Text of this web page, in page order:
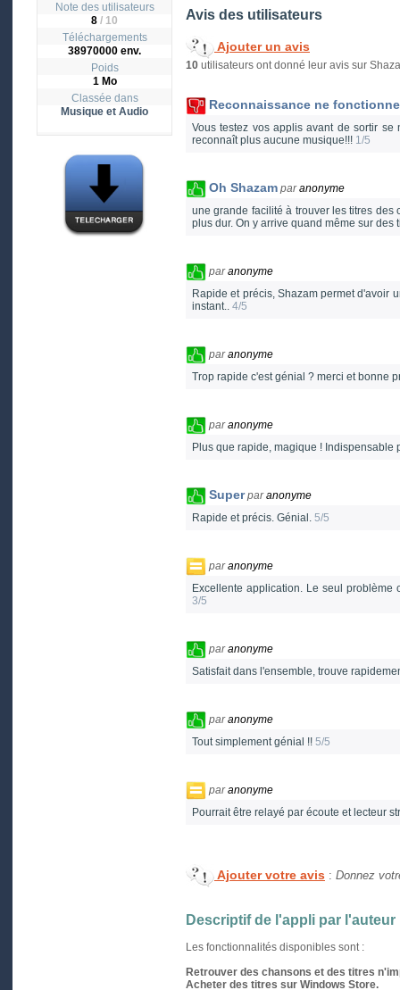
Note des utilisateurs
8 / 10
Téléchargements
38970000 env.
Poids
1 Mo
Classée dans
Musique et Audio
Avis des utilisateurs
Ajouter un avis
10 utilisateurs ont donné leur avis sur
Reconnaissance ne
Vous testez vos applis avant de sortir
reconnaît plus aucune musique!!! 1/5
Oh Shazam paranonyme
une grande facilité à trouver les titres des
plus dur. On y arrive quand même sur des
paranonyme
Rapide et précis, Shazam permet d'avoir
instant.. 4/5
paranonyme
Trop rapide c'est génial ? merci et bonne
paranonyme
Plus que rapide, magique !
Super paranonyme
Rapide et précis. Génial. 5/5
paranonyme
Excellente application. Le seul
3/5
paranonyme
Satisfait dans l'ensemble, trouve
paranonyme
Tout simplement génial !! 5/5
paranonyme
Pourrait être relayé par écoute et lecteur
Ajouter votre avis : Donnez
Descriptif de l'appli par l'auteur
Les fonctionnalités disponibles sont :
Retrouver des chansons et des titres
Acheter des titres sur Windows Store.